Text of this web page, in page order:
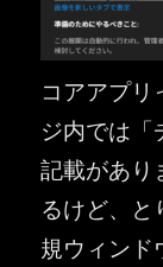
コアアプ
ジ内では「
記載があり
るけど、
規ウィンド